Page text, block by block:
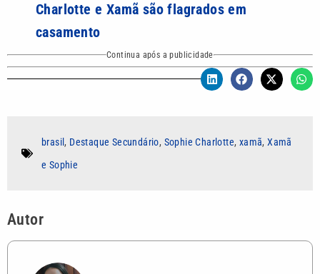
Charlotte e Xamã são flagrados em
casamento
Continua após a publicidade
brasil , Destaque Secundário, Sophie Charlotte, xamã,Xamã
e Sophie
Autor